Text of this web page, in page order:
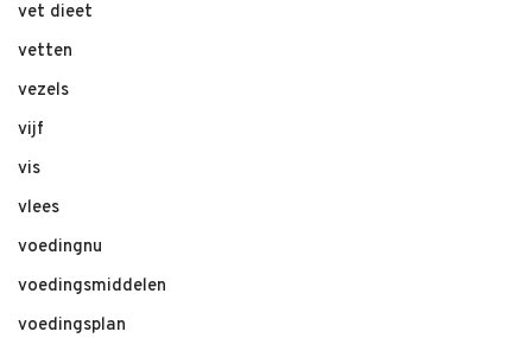
vet dieet
vetten
vezels
vijf
vis
vlees
voedingnu
voedingsmiddelen
voedingsplan